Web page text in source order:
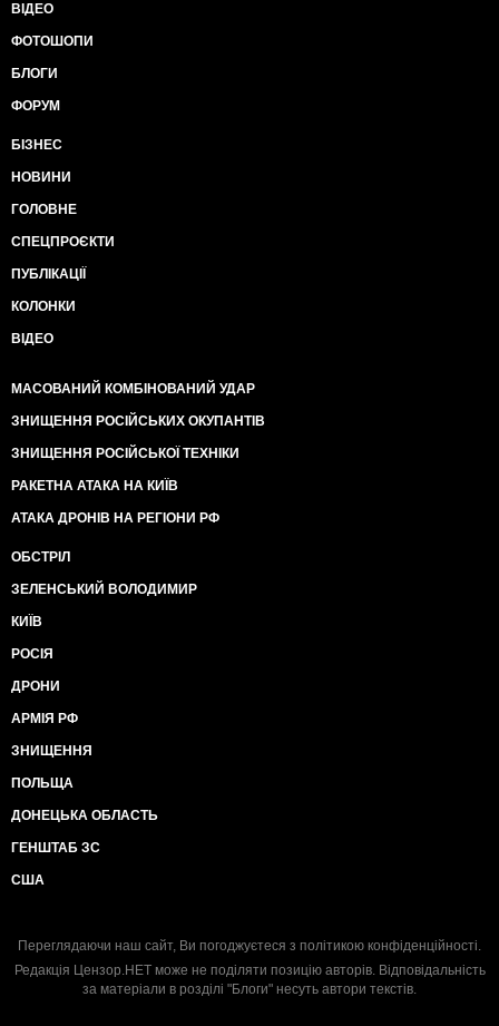
ВІДЕО
ФОТОШОПИ
БЛОГИ
ФОРУМ
БІЗНЕС
НОВИНИ
ГОЛОВНЕ
СПЕЦПРОЄКТИ
ПУБЛІКАЦІЇ
КОЛОНКИ
ВІДЕО
МАСОВАНИЙ КОМБІНОВАНИЙ УДАР
ЗНИЩЕННЯ РОСІЙСЬКИХ ОКУПАНТІВ
ЗНИЩЕННЯ РОСІЙСЬКОЇ ТЕХНІКИ
РАКЕТНА АТАКА НА КИЇВ
АТАКА ДРОНІВ НА РЕГІОНИ РФ
ОБСТРІЛ
ЗЕЛЕНСЬКИЙ ВОЛОДИМИР
КИЇВ
РОСІЯ
ДРОНИ
АРМІЯ РФ
ЗНИЩЕННЯ
ПОЛЬЩА
ДОНЕЦЬКА ОБЛАСТЬ
ГЕНШТАБ ЗС
США
Переглядаючи наш сайт, Ви погоджуєтеся з політикою конфіденційності.
Редакція Цензор.НЕТ може не поділяти позицію авторів. Відповідальність
за матеріали в розділі "Блоги" несуть автори текстів.